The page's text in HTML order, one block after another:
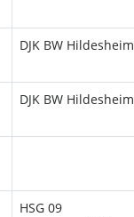
DJK BW Hildesheim
DJK BW Hildesheim
HSG 09